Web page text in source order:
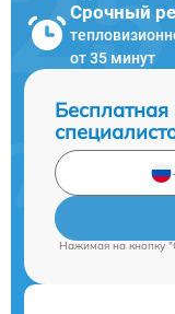
Срочный
от 35 минут
Бесплатная
Нажимая на кнопку